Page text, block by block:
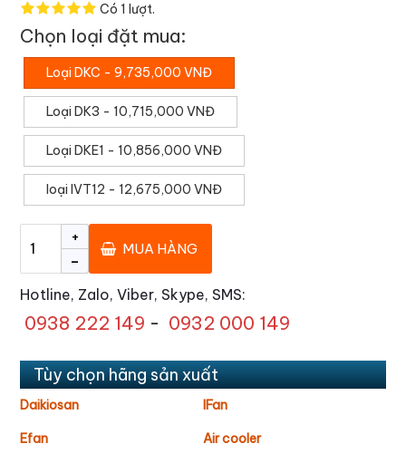
Có 1 lượt.
Chọn loại đặt mua:
Loại DKC - 9,735,000 VNĐ
Loại DK3 - 10,715,000 VNĐ
Loại DKE1 - 10,856,000 VNĐ
loại IVT12 - 12,675,000 VNĐ
-
+
MUA HÀNG
Hotline, Zalo, Viber, Skype, SMS:
0938 222 149 - 0932 000 149
Tùy chọn hãng sản xuất
Daikiosan IFan
Efan Air cooler